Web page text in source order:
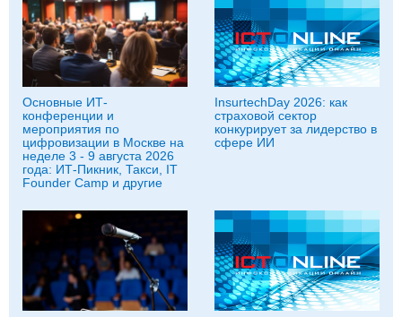
Основные ИТ-
конференции и
мероприятия по
цифровизации в Москве на
неделе 3 - 9 августа 2026
года: ИТ-Пикник, Такси, IT
Founder Camp и другие
InsurtechDay 2026: как
страховой сектор
конкурирует за лидерство в
сфере ИИ